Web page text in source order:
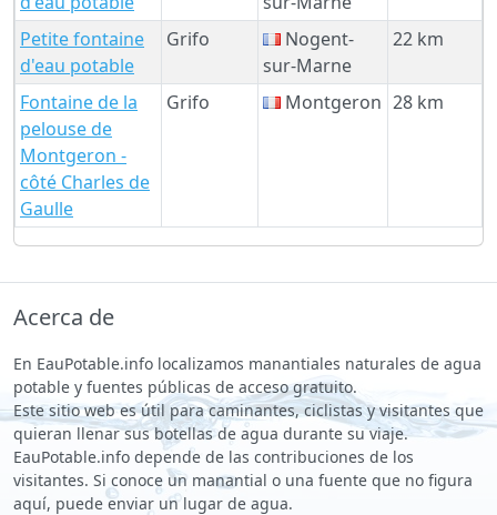
Petite fontaine
d'eau potable
Grifo
Nogent-
sur-Marne
22 km
Fontaine de la
pelouse de
Montgeron -
côté Charles de
Gaulle
Grifo Montgeron 28 km
Acerca de
En EauPotable.info localizamos manantiales naturales de agua
potable y fuentes públicas de acceso gratuito.
Este sitio web es útil para caminantes, ciclistas y visitantes que
quieran llenar sus botellas de agua durante su viaje.
EauPotable.info depende de las contribuciones de los
visitantes. Si conoce un manantial o una fuente que no figura
aquí, puede enviar un lugar de agua.